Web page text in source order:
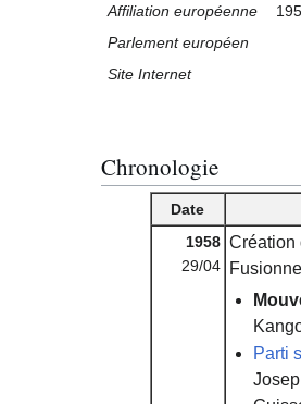
Affiliation européenne
Parlement européen
Site Internet
Chronologie
Date
1958
29/04
Parti